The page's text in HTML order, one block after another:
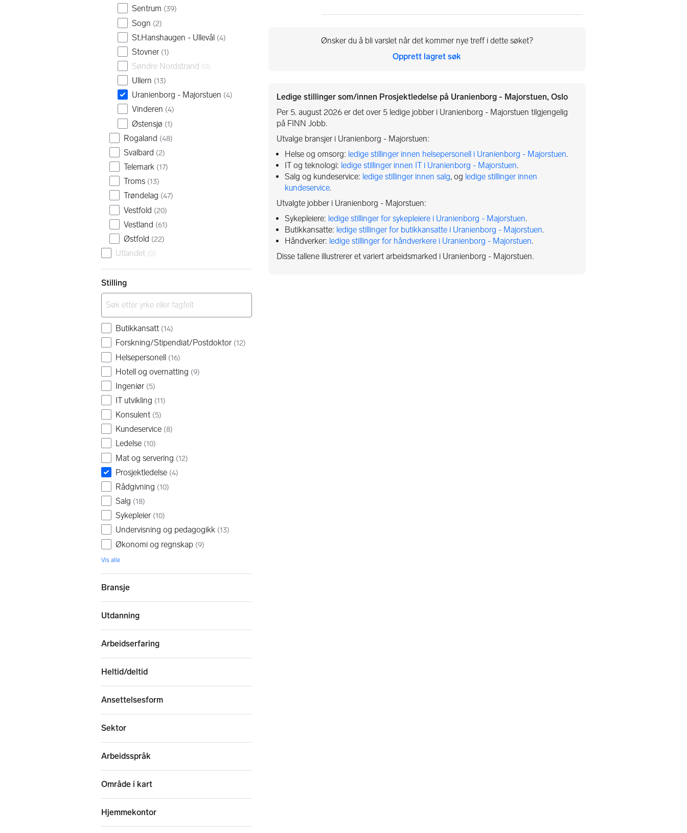
Sentrum (39)
Sogn (2)
St.Hanshaugen - Ullevål (4)
Stovner (1)
Søndre Nordstrand (0)
Ullern (13)
Uranienborg - Majorstuen (4)
Vinderen (4)
Østensjø (1)
Rogaland (48)
Svalbard (2)
Telemark (17)
Troms (13)
Trøndelag (47)
Vestfold (20)
Vestland (61)
Østfold (22)
Utlandet (0)
Stilling
Butikkansatt (14)
Forskning/Stipendiat/Postdoktor (12)
Helsepersonell (16)
Hotell og overnatting (9)
Ingeniør (5)
IT utvikling (11)
Konsulent (5)
Kundeservice (8)
Ledelse (10)
Mat og servering (12)
Prosjektledelse (4)
Rådgivning (10)
Salg (18)
Sykepleier (10)
Undervisning og pedagogikk (13)
Økonomi og regnskap (9)
Vis alle
Bransje
Utdanning
Arbeidserfaring
Heltid/deltid
Ansettelsesform
Sektor
Arbeidsspråk
Område i kart
Hjemmekontor
Ønsker du å bli varslet når det kommer nye treff i dette søket?
Opprett lagret søk
Ledige stillinger som/innen Prosjektledelse på Uranienborg - Majorstuen, Oslo
Per 5. august 2026 er det over 5 ledige jobber i Uranienborg - Majorstuen tilgjengelig
på FINN Jobb.
Utvalge bransjer i Uranienborg - Majorstuen:
Helse og omsorg: ledige stillinger innen helsepersonell i Uranienborg - Majorstuen.
IT og teknologi: ledige stillinger innen IT i Uranienborg - Majorstuen.
Salg og kundeservice: ledige stillinger innen salg, og ledige stillinger innen
kundeservice.
Utvalgte jobber i Uranienborg - Majorstuen:
Sykepleiere: ledige stillinger for sykepleiere i Uranienborg - Majorstuen.
Butikkansatte: ledige stillinger for butikkansatte i Uranienborg - Majorstuen.
Håndverker: ledige stillinger for håndverkere i Uranienborg - Majorstuen.
Disse tallene illustrerer et variert arbeidsmarked i Uranienborg - Majorstuen.